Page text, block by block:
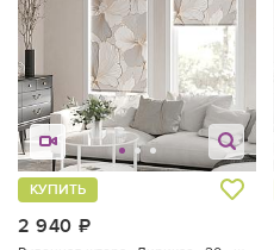
2 940
КУПИТЬ